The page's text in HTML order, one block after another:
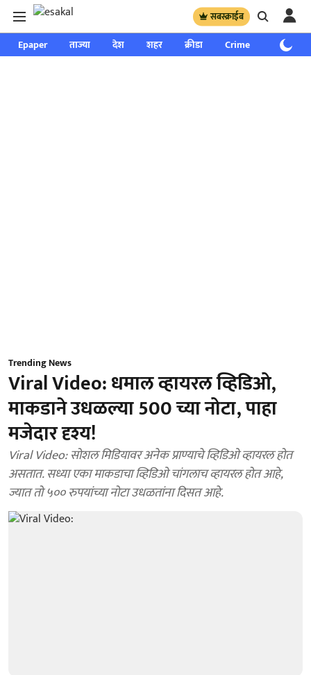
सबस्क्राईब
Epaper ताज्या देश शहर क्रीडा Crime साप्ताहिक
Trending News
Viral Video: धमाल व्हायरल व्हिडिओ,
माकडाने उधळल्या 500 च्या नोटा, पाहा
मजेदार दृश्य!
Viral Video: सोशल मिडियावर अनेक प्राण्याचे व्हिडिओ व्हायरल होत
असतात. सध्या एका माकडाचा व्हिडिओ चांगलाच व्हायरल होत आहे,
ज्यात तो ५०० रुपयांच्या नोटा उधळतांना दिसत आहे.